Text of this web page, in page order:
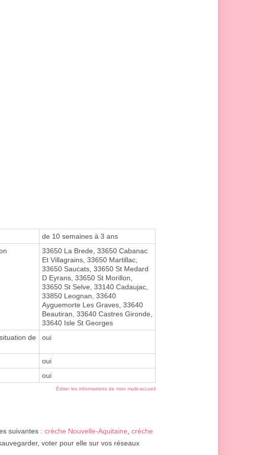
de 10 semaines à 3 ans
33650 La Brede, 33650 Cabanac
Et Villagrains, 33650 Martillac,
33650 Saucats, 33650 St Medard
D Eyrans, 33650 St Morillon,
33650 St Selve, 33140 Cadaujac,
33850 Leognan, 33640
Ayguemorte Les Graves, 33640
Beautiran, 33640 Castres Gironde,
33640 Isle St Georges
de
oui
oui
oui
Éditer les informations de mon multi-accueil
suivantes : crèche Nouvelle-Aquitaine, crèche
voter pour elle sur vos réseaux